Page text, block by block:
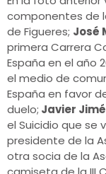
componentes de
de Figueres; José
primera Carrera
España en el año
el medio de
España en favor
duelo; Javier
el Suicidio que se
presidente de la
otra socia de la